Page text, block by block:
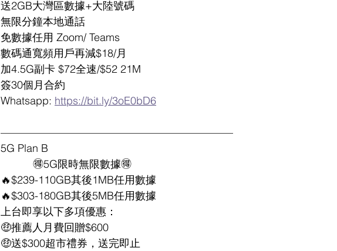
送2GB大灣區數據+大陸號碼
無限分鐘本地通話
免數據任用 Zoom/ Teams
數碼通寬頻用戶再減$18/月
加4.5G副卡 $72全速/$52 21M
簽30個月合約
Whatsapp: https://bit.ly/3oE0bD6
——————————————————————
5G Plan B
           🉐5G限時無限數據🉐
🔥$239-110GB其後1MB任用數據
🔥$303-180GB其後5MB任用數據
上台即享以下多項優惠：
🤑推薦人月費回贈$600
🤑送$300超市禮券，送完即止